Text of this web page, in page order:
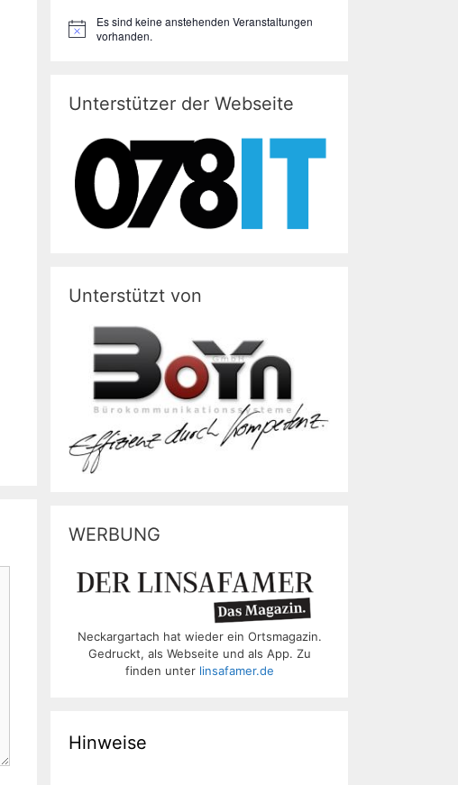
H
i
Es sind keine anstehenden Veranstaltungen
vorhanden.
Unterstützer der Webseite
Unterstützt von
WERBUNG
Neckargartach hat wieder ein Ortsmagazin.
Gedruckt, als Webseite und als App. Zu
finden unter linsafamer.de
Hinweise